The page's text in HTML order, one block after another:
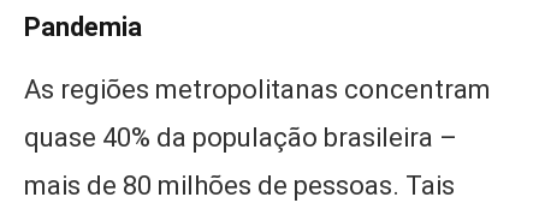
Pandemia
As regiões metropolitanas concentram
quase 40% da população brasileira –
mais de 80 milhões de pessoas. Tais